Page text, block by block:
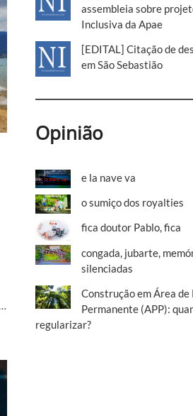
assembleia sobre
Inclusiva da Apae
[EDITAL] Citação de
em São Sebastião
Opinião
e la nave va
o sumiço dos royalties
fica doutor Pablo, fica
congada, jubarte,
silenciadas
Construção em Área
Permanente (APP):
regularizar?